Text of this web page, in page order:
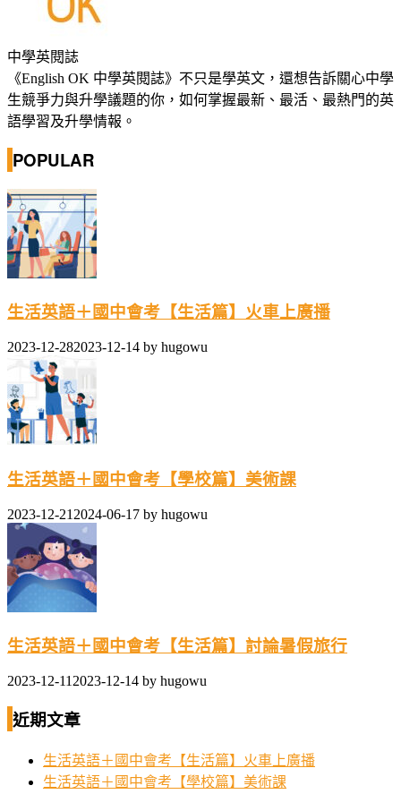
中學英閱誌
《English OK 中學英閱誌》不只是學英文，還想告訴關心中學
生競爭力與升學議題的你，如何掌握最新、最活、最熱門的英
語學習及升學情報。
POPULAR
生活英語＋國中會考【生活篇】火車上廣播
2023-12-282023-12-14 by hugowu
生活英語＋國中會考【學校篇】美術課
2023-12-21 2024-06-17 by hugowu
生活英語＋國中會考【生活篇】討論暑假旅行
2023-12-11 2023-12-14 by hugowu
近期文章
生活英語＋國中會考【生活篇】火車上廣播
生活英語＋國中會考【學校篇】美術課